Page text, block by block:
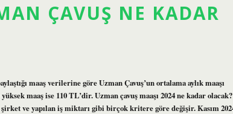
ÇAVUŞ NE KADAR
maaş verilerine göre Uzman Çavuş’un ortalama aylık maaşı
maaş ise 110 TL’dir. Uzman çavuş maaşı 2024 ne kadar olacak?
ve yapılan iş miktarı gibi birçok kritere göre değişir. Kasım